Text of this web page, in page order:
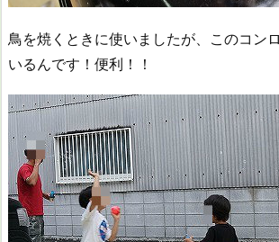
鳥を焼くときに使いましたが、このコン
いるんです！便利！！